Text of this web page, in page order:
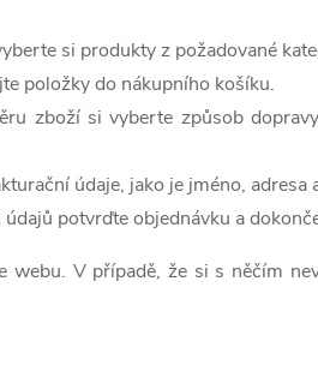
si produkty z požadované
položky do nákupního košíku.
zboží si vyberte způsob
údaje, jako je jméno, adresa
potvrďte objednávku a
webu. V případě, že si s něčím